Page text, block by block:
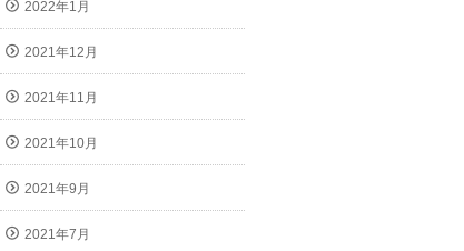
2022年1月
2021年12月
2021年11月
2021年10月
2021年9月
2021年7月